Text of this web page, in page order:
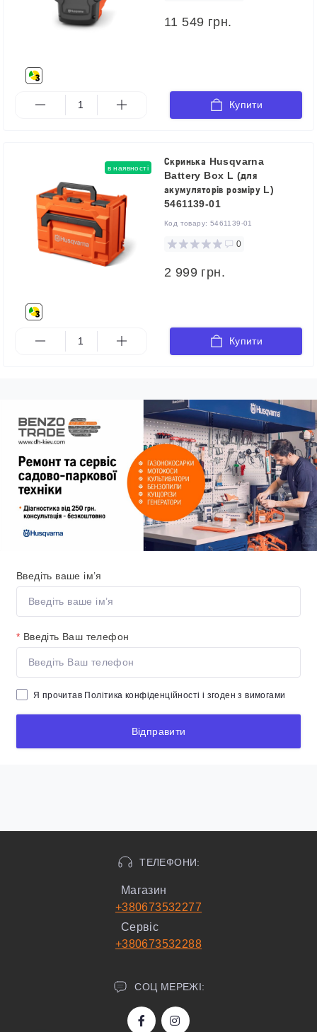
11 549 грн.
Купити
в наявності
Скринька Husqvarna
Battery Box L (для
акумуляторів розміру L)
5461139-01
Код товару: 5461139-01
0
2 999 грн.
Купити
Введіть ваше ім’я
* Введіть Ваш телефон
Я прочитав Політика конфіденційності і згоден з вимогами
Відправити
ТЕЛЕФОНИ:
Магазин
+380673532277
Сервіс
+380673532288
СОЦ МЕРЕЖІ: